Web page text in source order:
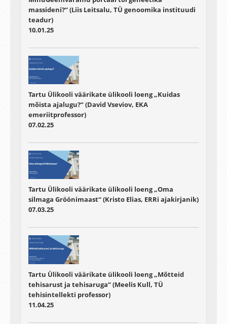
massideni?“ (Liis Leitsalu, TÜ genoomika instituudi
teadur)
10.01.25
Tartu Ülikooli väärikate ülikooli loeng „Kuidas
mõista ajalugu?“ (David Vseviov, EKA
emeriitprofessor)
07.02.25
Tartu Ülikooli väärikate ülikooli loeng „Oma
silmaga Gröönimaast“ (Kristo Elias, ERRi ajakirjanik)
07.03.25
Tartu Ülikooli väärikate ülikooli loeng „Mõtteid
tehisarust ja tehisaruga“ (Meelis Kull, TÜ
tehisintellekti professor)
11.04.25